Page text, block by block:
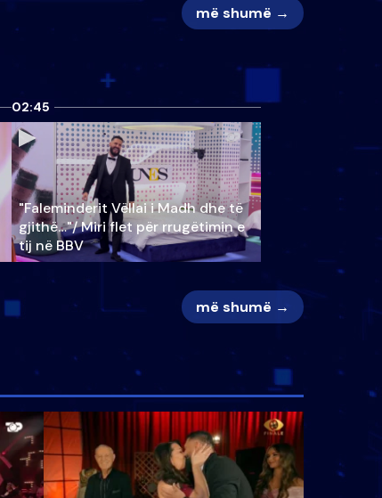
më shumë →
02:45
"Faleminderit Vëllai i Madh dhe të
gjithë…"/ Miri flet për rrugëtimin e
tij në BBV
më shumë →